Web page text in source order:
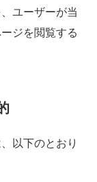
ユーザーが当
ジを閲覧する
以下のとおり